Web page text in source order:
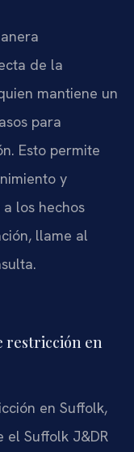
de la
mantiene un
para
Esto permite
y
los hechos
llame al
restricción en
en Suffolk,
el Suffolk J&DR